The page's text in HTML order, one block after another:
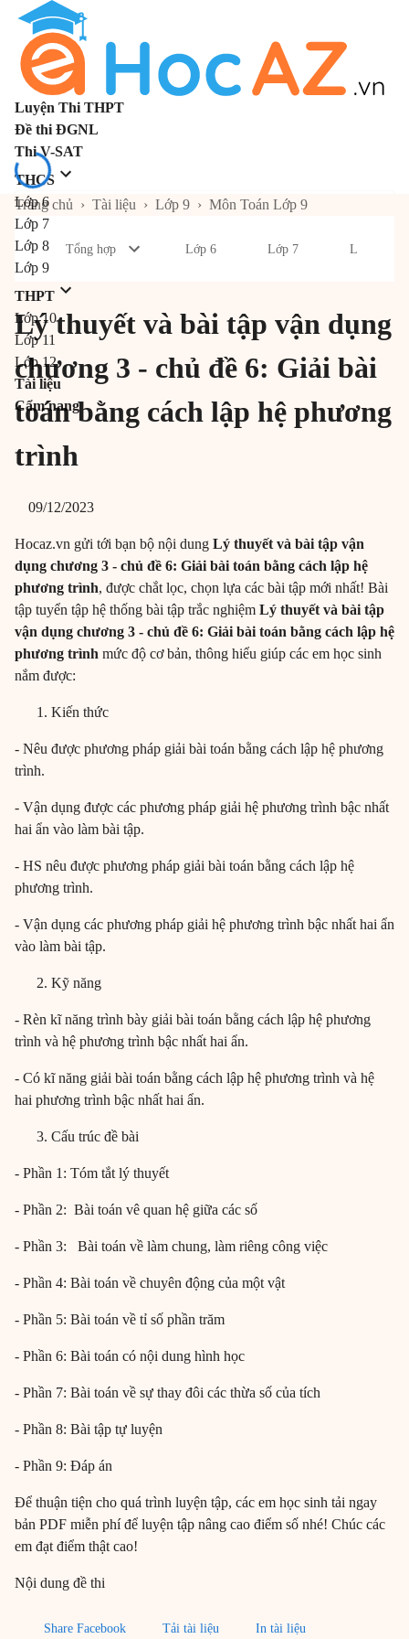
Luyện Thi THPT
Đề thi ĐGNL
Thi V-SAT
THCS
Lớp 6
Lớp 7
Lớp 8
Lớp 9
THPT
Lớp 10
Lớp 11
Lớp 12
Tài liệu
Cẩm nang
Trang chủ › Tài liệu › Lớp 9 › Môn Toán Lớp 9
Tổng hợp Lớp 6 Lớp 7 Lớp 8
Lý thuyết và bài tập vận dụng
chương 3 - chủ đề 6: Giải bài
toán bằng cách lập hệ phương
trình
09/12/2023
Hocaz.vn gửi tới bạn bộ nội dung Lý thuyết và bài tập vận
dụng chương 3 - chủ đề 6: Giải bài toán bằng cách lập hệ
phương trình, được chắt lọc, chọn lựa các bài tập mới nhất! Bài
tập tuyển tập hệ thống bài tập trắc nghiệm Lý thuyết và bài tập
vận dụng chương 3 - chủ đề 6: Giải bài toán bằng cách lập hệ
phương trình mức độ cơ bản, thông hiểu giúp các em học sinh
nắm được:
Kiến thức
- Nêu được phương pháp giải bài toán bằng cách lập hệ phương
trình.
- Vận dụng được các phương pháp giải hệ phương trình bậc nhất
hai ẩn vào làm bài tập.
- HS nêu được phương pháp giải bài toán bằng cách lập hệ
phương trình.
- Vận dụng các phương pháp giải hệ phương trình bậc nhất hai ẩn
vào làm bài tập.
Kỹ năng
- Rèn kĩ năng trình bày giải bài toán bằng cách lập hệ phương
trình và hệ phương trình bậc nhất hai ẩn.
- Có kĩ năng giải bài toán bằng cách lập hệ phương trình và hệ
hai phương trình bậc nhất hai ẩn.
Cấu trúc đề bài
- Phần 1: Tóm tắt lý thuyết
- Phần 2: Bài toán vê quan hệ giữa các số
- Phần 3: Bài toán về làm chung, làm riêng công việc
- Phần 4: Bài toán về chuyên động của một vật
- Phần 5: Bài toán về tỉ số phần trăm
- Phần 6: Bài toán có nội dung hình học
- Phần 7: Bài toán về sự thay đôi các thừa số của tích
- Phần 8: Bài tập tự luyện
- Phần 9: Đáp án
Để thuận tiện cho quá trình luyện tập, các em học sinh tải ngay
bản PDF miễn phí để luyện tập nâng cao điểm số nhé! Chúc các
em đạt điểm thật cao!
Nội dung đề thi
Share Facebook Tải tài liệu In tài liệu